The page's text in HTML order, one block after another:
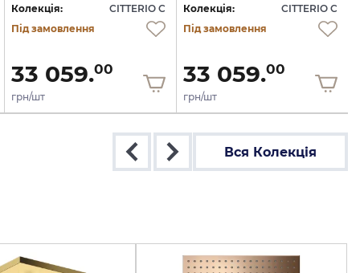
Колекція:
CITTERIO C
Під замовлення
33 059.00
грн/шт
Колекція:
CITTERIO C
Під замовлення
33 059.00
грн/шт
Вся Колекція